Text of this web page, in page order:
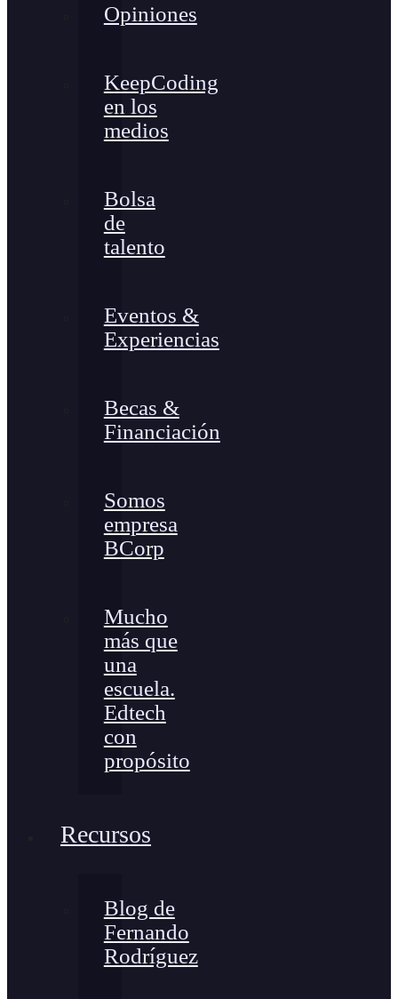
Opiniones
KeepCoding
en los
medios
Bolsa
de
talento
Eventos &
Experiencias
Becas &
Financiación
Somos
empresa
BCorp
Mucho
más que
una
escuela.
Edtech
con
propósito
Recursos
Blog de
Fernando
Rodríguez